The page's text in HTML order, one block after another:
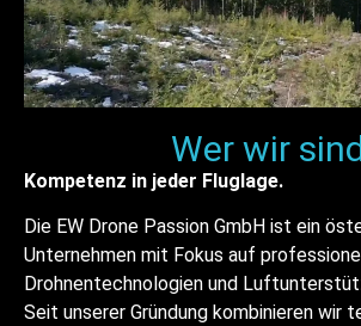
Wer wir
Kompetenz in jeder Fluglage.
Die EW Drone Passion GmbH ist ein
Unternehmen mit Fokus auf
Drohnentechnologien und
Seit unserer Gründung kombinieren wir